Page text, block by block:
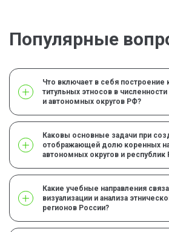
Популярные
Что включает в себя
титульных этносов в
и автономных округов РФ?
Каковы основные задачи при
отображающей долю коренных
автономных округов и республик
Какие учебные направления
визуализации и анализа
регионов России?